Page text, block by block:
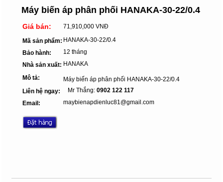
Máy biến áp phân phối HANAKA-30-22/0.4
Giá bán: 71,910,000 VNĐ
Mã sản phẩm: HANAKA-30-22/0.4
Bảo hành:
12 tháng
Nhà sản xuất: HANAKA
Mô tả:
Máy biến áp phân phối HANAKA-30-22/0.4
Liên hệ ngay:
Mr Thắng: 0902 122 117
Email:
maybienapdienluc81@gmail.com